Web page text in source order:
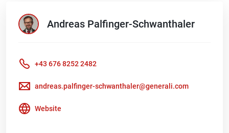
Andreas Palfinger-Schwanthaler
+43 676 8252 2482
andreas.palfinger-schwanthaler@generali.com
Website